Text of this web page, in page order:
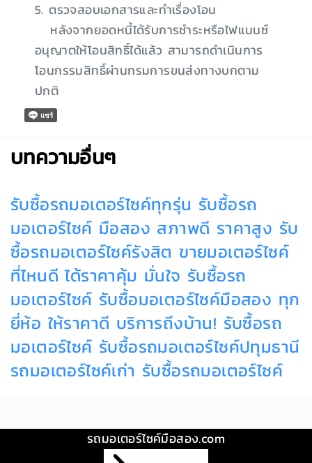
5. ตรวจสอบเอกสารและทำเรื่องโอน
หลังจากยอดหนี้ได้รับการชำระหรือไฟแนนซ์
อนุญาตให้โอนสิทธิ์ได้แล้ว สามารถดำเนินการ
โอนกรรมสิทธิ์ผ่านกรมการขนส่งทางบกตาม
ปกติ
บทความอื่นๆ
รับซื้อรถมอเตอร์ไซค์ทุกรุ่น รับซื้อรถ
มอเตอร์ไซค์ มือสอง สภาพดี ราคาสูง รับ
ซื้อรถมอเตอร์ไซค์รังสิต ขายมอเตอร์ไซค์
ที่ไหนดี ได้ราคาคุ้ม มั่นใจ รับซื้อรถ
มอเตอร์ไซค์ รับซื้อมอเตอร์ไซค์มือสอง ทุก
ยี่ห้อ ให้ราคาดี บริการถึงบ้าน! รับซื้อรถ
มอเตอร์ไซค์ รับซื้อรถมอเตอร์ไซค์ปทุมธานี
รถมอเตอร์ไซค์เก่า รับซื้อรถมอเตอร์ไซค์
รถมอเตอร์ไซค์มือสอง.com